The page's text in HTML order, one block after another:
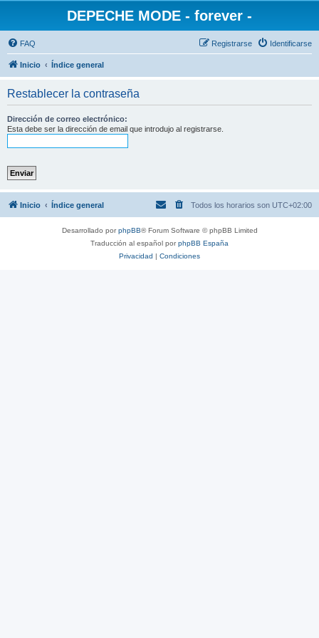
DEPECHE MODE - forever -
FAQ Identificarse
Registrarse
Inicio Índice general
Restablecer la contraseña
Dirección de correo electrónico:
Esta debe ser la dirección de email que introdujo al registrarse.
Inicio Índice general Todos los horarios son UTC+02:00
Desarrollado porphpBB® Forum Software © phpBB Limited
Traducción al español porphpBB España
Privacidad | Condiciones